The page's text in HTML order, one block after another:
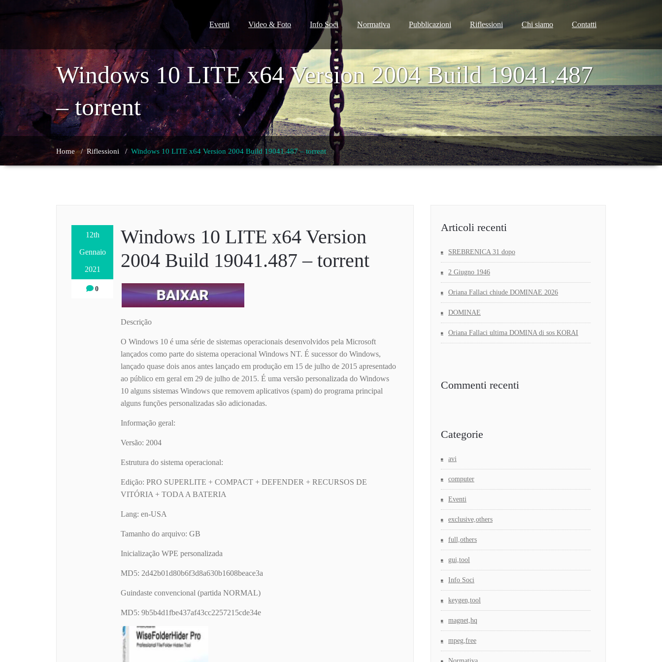
Eventi Video & Foto Info Soci Normativa Pubblicazioni Riflessioni Chi siamo Contatti
Windows 10 LITE x64 Version 2004 Build 19041.487
– torrent
Home/Riflessioni / Windows 10 LITE x64 Version 2004 Build 19041.487 – torrent
12th
Gennaio
2021
0
Windows 10 LITE x64 Version
2004 Build 19041.487 – torrent
Descrição
O Windows 10 é uma série de sistemas operacionais desenvolvidos pela Microsoft
lançados como parte do sistema operacional Windows NT. É sucessor do Windows,
lançado quase dois anos antes lançado em produção em 15 de julho de 2015 apresentado
ao público em geral em 29 de julho de 2015. É uma versão personalizada do Windows
10 alguns sistemas Windows que removem aplicativos (spam) do programa principal
alguns funções personalizadas são adicionadas.
Informação geral:
Versão: 2004
Estrutura do sistema operacional:
Edição: PRO SUPERLITE + COMPACT + DEFENDER + RECURSOS DE
VITÓRIA + TODA A BATERIA
Lang: en-USA
Tamanho do arquivo: GB
Inicialização WPE personalizada
MD5: 2d42b01d80b6f3d8a630b1608beace3a
Guindaste convencional (partida NORMAL)
MD5: 9b5b4d1fbe437af43cc2257215cde34e
Articoli recenti
SREBRENICA 31 dopo
2 Giugno 1946
Oriana Fallaci chiude DOMINAE 2026
DOMINAE
Oriana Fallaci ultima DOMINA di sos KORAI
Commenti recenti
Categorie
avi
computer
Eventi
exclusive,others
full,others
gui,tool
Info Soci
keygen,tool
magnet,hq
mpeg,free